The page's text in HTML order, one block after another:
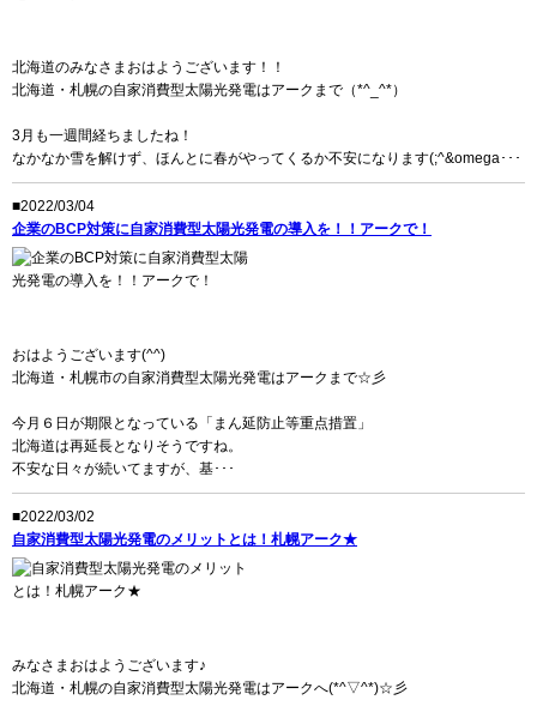
北海道のみなさまおはようございます！！
北海道・札幌の自家消費型太陽光発電はアークまで（*^_^*）
3月も一週間経ちましたね！
なかなか雪を解けず、ほんとに春がやってくるか不安になります(;^&omega･･･
■2022/03/04
企業のBCP対策に自家消費型太陽光発電の導入を！！アークで！
おはようございます(^^)
北海道・札幌市の自家消費型太陽光発電はアークまで☆彡
今月６日が期限となっている「まん延防止等重点措置」
北海道は再延長となりそうですね。
不安な日々が続いてますが、基･･･
■2022/03/02
自家消費型太陽光発電のメリットとは！札幌アーク★
みなさまおはようございます♪
北海道・札幌の自家消費型太陽光発電はアークへ(*^▽^*)☆彡